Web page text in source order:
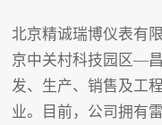
北京精诚瑞博仪表有
京中关村科技园区—
发、生产、销售及工
业。目前，公司拥有